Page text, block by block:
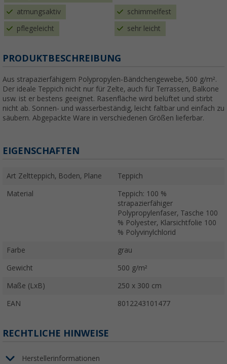
atmungsaktiv schimmelfest
pflegeleicht sehr leicht
PRODUKTBESCHREIBUNG
Aus strapazierfähigem Polypropylen-Bändchengewebe, 500 g/m².
Der ideale Teppich nicht nur für Zelte, auch für Terrassen, Balkone
usw. ist er bestens geeignet. Rasenfläche wird belüftet und stirbt
nicht ab. Sonnen- und wasserbeständig, leicht faltbar und einfach zu
säubern. Abgepackte Ware in verschiedenen Größen lieferbar.
EIGENSCHAFTEN
Art Zeltteppich, Boden, Plane Teppich
Material
Teppich: 100 %
strapazierfähiger
Polypropylenfaser, Tasche 100
% Polyester, Klarsichtfolie 100
% Polyvinylchlorid
Farbe grau
Gewicht 500 g/m²
Maße (LxB) 250 x 300 cm
EAN 8012243101477
RECHTLICHE HINWEISE
Herstellerinformationen